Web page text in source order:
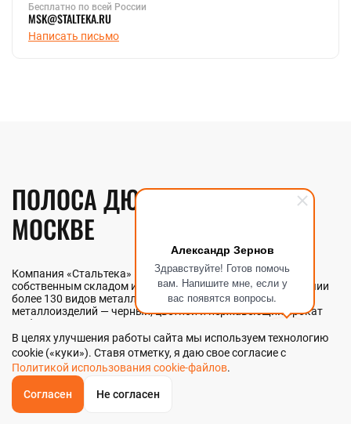
Александр Зернов
Здравствуйте! Готов помочь
вам. Напишите мне, если у
вас появятся вопросы.
ОБРАТНЫЙЗВОНОК
Бесплатно по всей России
MSK@STALTEKA.RU
Написать письмо
ПОЛОСА ДЮРАЛЕВАЯ В
МОСКВЕ
Компания «Стальтека» — поставщик металлопроката с
собственным складом и производством в Москве. В наличии
более 130 видов металлопроката и 70 наименований
металлоизделий — черный, цветной и нержавеющий прокат
любых типоразмеров. Мы реализуем полосу дюралевую как
оптом, так и в розницу прямо со склада из наличия или под
заказ. Контроль качества на всех этапах — от входного
анализа до отгрузки.
НАШИ ПРЕИМУЩЕСТВА
Главная
В целях улучшения работы сайта мы используем технологию
cookie («куки»). Ставя отметку, я даю свое согласие с
Политикой использования cookie-файлов.
Согласен Не согласен